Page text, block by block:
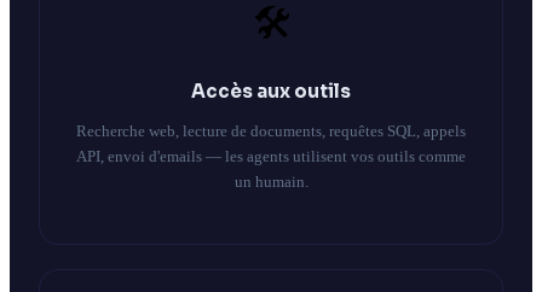
🛠️
Accès aux outils
Recherche web, lecture de documents, requêtes SQL, appels
API, envoi d'emails — les agents utilisent vos outils comme
un humain.